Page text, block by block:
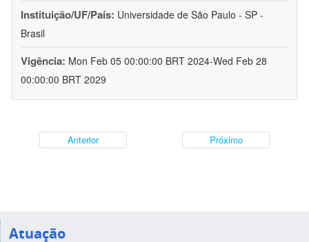
Instituição/UF/País: Universidade de São Paulo - SP -
Brasil
Vigência: Mon Feb 05 00:00:00 BRT 2024-Wed Feb 28
00:00:00 BRT 2029
Anterior Próximo
Atuação